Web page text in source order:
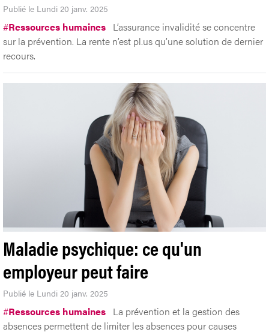
Publié le Lundi 20 janv. 2025
#Ressources humaines L’assurance invalidité se concentre
sur la prévention. La rente n’est pl.us qu’une solution de dernier
recours.
Maladie psychique: ce qu'un
employeur peut faire
Publié le Lundi 20 janv. 2025
#Ressources humaines La prévention et la gestion des
absences permettent de limiter les absences pour causes